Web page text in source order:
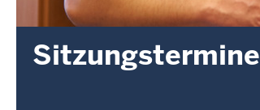
Sitzungstermine